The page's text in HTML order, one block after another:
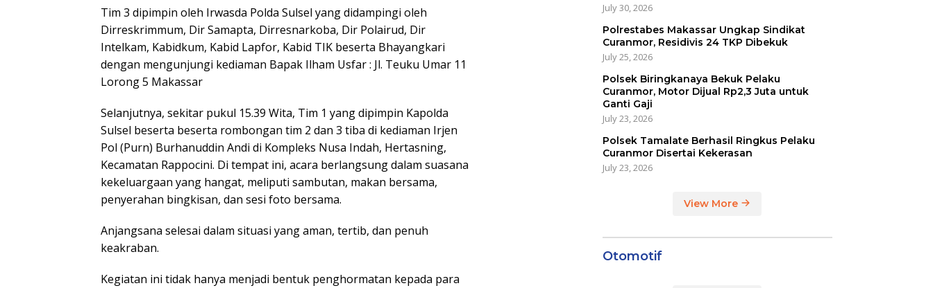
Tim 3 dipimpin oleh Irwasda Polda Sulsel yang didampingi oleh
Dirreskrimmum, Dir Samapta, Dirresnarkoba, Dir Polairud, Dir
Intelkam, Kabidkum, Kabid Lapfor, Kabid TIK beserta Bhayangkari
dengan mengunjungi kediaman Bapak Ilham Usfar : Jl. Teuku Umar 11
Lorong 5 Makassar
Selanjutnya, sekitar pukul 15.39 Wita, Tim 1 yang dipimpin Kapolda
Sulsel beserta beserta rombongan tim 2 dan 3 tiba di kediaman Irjen
Pol (Purn) Burhanuddin Andi di Kompleks Nusa Indah, Hertasning,
Kecamatan Rappocini. Di tempat ini, acara berlangsung dalam suasana
kekeluargaan yang hangat, meliputi sambutan, makan bersama,
penyerahan bingkisan, dan sesi foto bersama.
Anjangsana selesai dalam situasi yang aman, tertib, dan penuh
keakraban.
Kegiatan ini tidak hanya menjadi bentuk penghormatan kepada para
July 30, 2026
Polrestabes Makassar Ungkap Sindikat
Curanmor, Residivis 24 TKP Dibekuk
July 25, 2026
Polsek Biringkanaya Bekuk Pelaku
Curanmor, Motor Dijual Rp2,3 Juta untuk
Ganti Gaji
July 23, 2026
Polsek Tamalate Berhasil Ringkus Pelaku
Curanmor Disertai Kekerasan
July 23, 2026
View More
Otomotif